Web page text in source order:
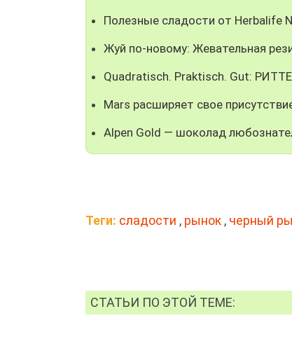
Полезные сладости от Herbalife
Жуй по-новому: Жевательная
Quadratisch. Praktisch. Gut:
Mars расширяет свое
Alpen Gold — шоколад
Теги: сладости , рынок , черный
СТАТЬИ ПО ЭТОЙ ТЕМЕ: